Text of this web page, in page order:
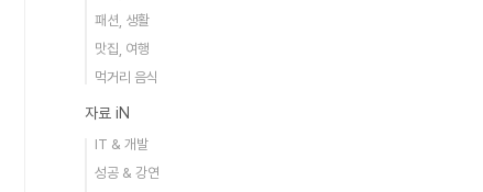
패션, 생활
맛집, 여행
먹거리 음식
자료 iN
IT & 개발
성공 & 강연